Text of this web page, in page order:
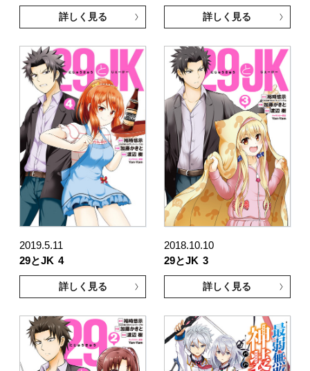
詳しく見る 詳しく見る
2019.5.11
29とJK 4
詳しく見る
2018.10.10
29とJK 3
詳しく見る